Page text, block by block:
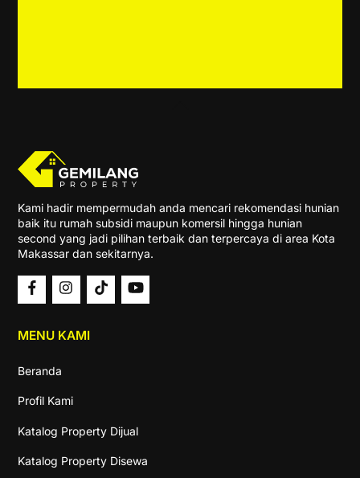
Kami hadir mempermudah anda mencari rekomendasi hunian
baik itu rumah subsidi maupun komersil hingga hunian
second yang jadi pilihan terbaik dan terpercaya di area Kota
Makassar dan sekitarnya.
MENU KAMI
Beranda
Profil Kami
Katalog Property Dijual
Katalog Property Disewa